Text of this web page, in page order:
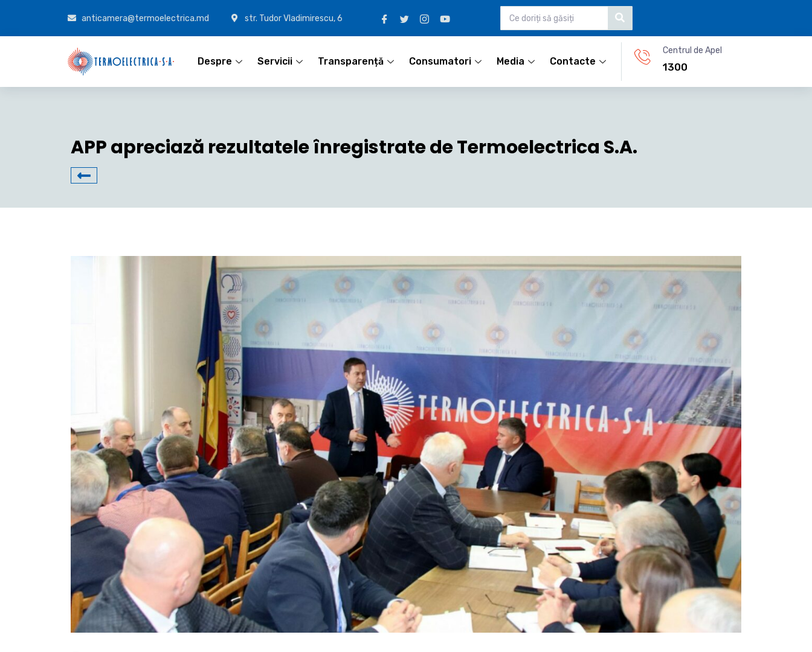
anticamera@termoelectrica.md str. Tudor Vladimirescu, 6
Despre Servicii Transparență Consumatori Media Contacte
Centrul de Apel
1300
APP apreciază rezultatele înregistrate de Termoelectrica S.A.